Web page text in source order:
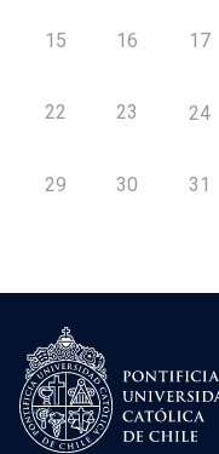
15 16 17
22 23 24
29 30 31